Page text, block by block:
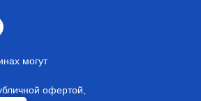
могут
офертой,